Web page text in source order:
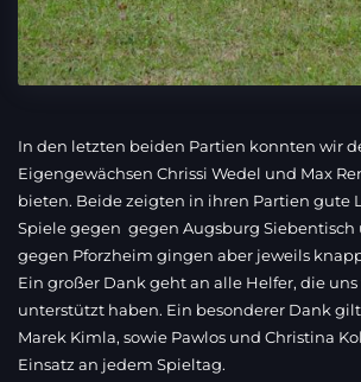
In den letzten beiden Partien konnten wir
Eigengewächsen Chrissi Wedel und Max
bieten. Beide zeigten in ihren Partien gute
Spiele gegen gegen Augsburg Siebentisch
gegen Pforzheim gingen aber jeweils
Ein großer Dank geht an alle Helfer, die
unterstützt haben. Ein besonderer Dank
Marek Kimla, sowie Pawlos und Christina
Einsatz an jedem Spieltag.